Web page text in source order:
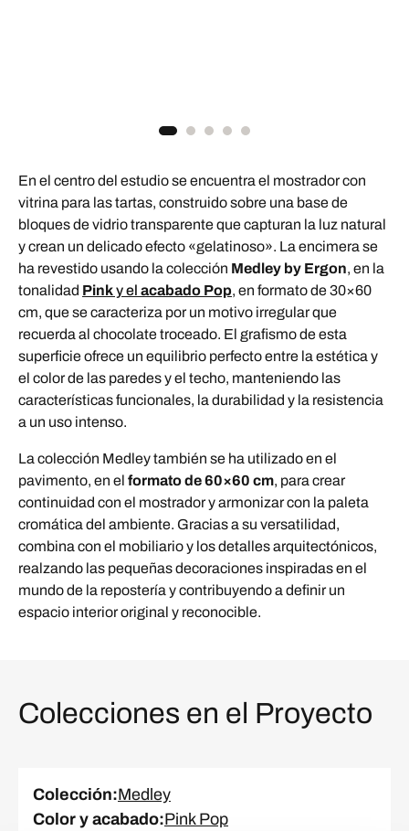
En el centro del estudio se encuentra el mostrador con
vitrina para las tartas, construido sobre una base de
bloques de vidrio transparente que capturan la luz natural
y crean un delicado efecto «gelatinoso». La encimera se
ha revestido usando la colección Medley by Ergon, en la
tonalidad Pinky el acabado Pop, en formato de 30×60
cm, que se caracteriza por un motivo irregular que
recuerda al chocolate troceado. El grafismo de esta
superficie ofrece un equilibrio perfecto entre la estética y
el color de las paredes y el techo, manteniendo las
características funcionales, la durabilidad y la resistencia
a un uso intenso.
La colección Medley también se ha utilizado en el
pavimento, en el formato de 60×60 cm, para crear
continuidad con el mostrador y armonizar con la paleta
cromática del ambiente. Gracias a su versatilidad,
combina con el mobiliario y los detalles arquitectónicos,
realzando las pequeñas decoraciones inspiradas en el
mundo de la repostería y contribuyendo a definir un
espacio interior original y reconocible.
Colecciones en el Proyecto
Colección:Medley
Color y acabado:Pink Pop